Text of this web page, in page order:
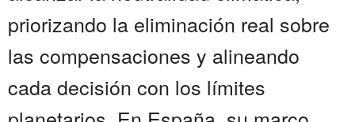
priorizando la eliminación real sobre
las compensaciones y alineando
cada decisión con los límites